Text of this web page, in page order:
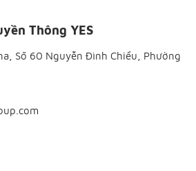
Thông YES
Số 60 Nguyễn Đình Chiểu, Phường